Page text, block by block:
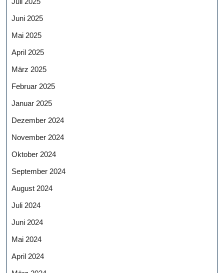
Juni 2025
Mai 2025
April 2025
März 2025
Februar 2025
Januar 2025
Dezember 2024
November 2024
Oktober 2024
September 2024
August 2024
Juli 2024
Juni 2024
Mai 2024
April 2024